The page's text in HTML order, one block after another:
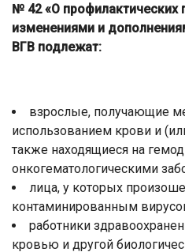
№ 42 «О профилактических
изменениями и
ВГВ подлежат:
взрослые, получающие
использованием крови и
также находящиеся на
онкогематологическими
лица, у которых
контаминированным
работники
кровью и другой